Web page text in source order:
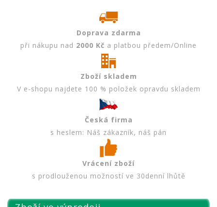
Doprava zdarma
při nákupu nad 2000 Kč a platbou předem/Online
Zboží skladem
V e-shopu najdete 100 % položek opravdu skladem
Česká firma
s heslem: Náš zákazník, náš pán
Vrácení zboží
s prodlouženou možností ve 30denní lhůtě